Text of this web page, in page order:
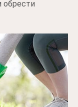
обрести